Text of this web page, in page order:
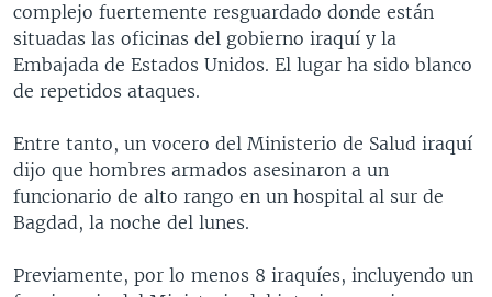
BRASIL
ENTRETENIMIENTO Y CULTURA
TECNOLOGÍA
DEPORTES
CIENCIA Y SALUD
VIDEOS
FOTOGRAFÍA
AUDIOS
PROGRAMAS TV
EL MUNDO AL DÍA
FORO INTERAMERICANO
VISIÓN 360
LAS CLAVES
PANORAMA
RADIO
AVANCE INFORMATIVO
AUDIONOTICIAS
BUENOS DÍAS AMÉRICA
ESTADOS UNIDOS AL DÍA
DIRECT
DOCUMENTALES DE LA VOA
Learning English
complejo fuertemente resguardado donde están
situadas las oficinas del gobierno iraquí y la
Embajada de Estados Unidos. El lugar ha sido blanco
de repetidos ataques.
Entre tanto, un vocero del Ministerio de Salud iraquí
dijo que hombres armados asesinaron a un
funcionario de alto rango en un hospital al sur de
Bagdad, la noche del lunes.
Previamente, por lo menos 8 iraquíes, incluyendo un